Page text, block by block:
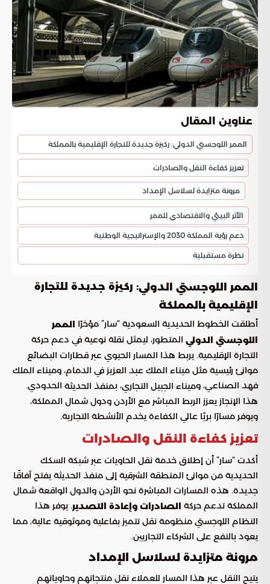
عناوين المقال
الممر اللوجستي الدولي: ركيزة جديدة للتجارة الإقليمية بالمملكة
تعزيز كفاءة النقل والصادرات
مرونة متزايدة لسلاسل الإمداد
الأثر البيئي والاقتصادي للممر
دعم رؤية المملكة 2030 والإستراتيجية الوطنية
نظرة مستقبلية
الممر اللوجستي الدولي: ركيزة جديدة للتجارة
الإقليمية بالمملكة
أطلقت الخطوط الحديدية السعودية “سار” مؤخرًا الممر
اللوجستي الدولي المتطور، ليمثل نقلة نوعية في دعم حركة
التجارة الإقليمية. يربط هذا المسار الحيوي عبر قطارات البضائع
موانئ رئيسية مثل ميناء الملك عبد العزيز في الدمام، وميناء الملك
فهد الصناعي، وميناء الجبيل التجاري، بمنفذ الحديثة الحدودي.
هذا الإنجاز يعزز الربط المباشر مع الأردن ودول شمال المملكة،
ويوفر مسارًا بريًا عالي الكفاءة يخدم الأنشطة التجارية.
تعزيز كفاءة النقل والصادرات
أكدت “سار” أن إطلاق خدمة نقل الحاويات عبر شبكة السكك
الحديدية من موانئ المنطقة الشرقية إلى منفذ الحديثة يفتح آفاقًا
جديدة. هذه المسارات المباشرة نحو الأردن والدول الواقعة شمال
المملكة تدعم حركة الصادرات وإعادة التصدير. يوفر هذا
النظام اللوجستي منظومة نقل تتميز بفاعلية وموثوقية عالية، مما
يعود بالنفع على الشركاء التجاريين.
مرونة متزايدة لسلاسل الإمداد
يتيح النقل عبر هذا المسار للعملاء نقل منتجاتهم وحاوياتهم